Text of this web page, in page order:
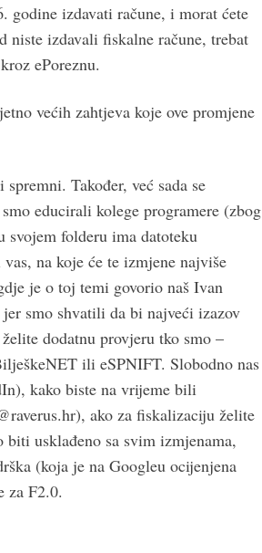
godine izdavati račune, i morat ćete
niste izdavali fiskalne račune, trebat
ePoreznu.
većih zahtjeva koje ove promjene
Također, već sada se
educirali kolege programere (zbog
svojem folderu ima datoteku
na koje će te izmjene najviše
je o toj temi govorio naš Ivan
smo shvatili da bi najveći izazov
dodatnu provjeru tko smo –
ili eSPNIFT. Slobodno nas
kako biste na vrijeme bili
ako za fiskalizaciju želite
biti usklađeno sa svim izmjenama,
(koja je na Googleu ocijenjena
za F2.0.